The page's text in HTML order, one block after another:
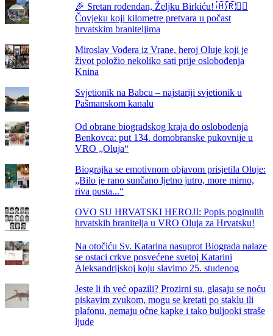
🎉 Sretan rođendan, Željku Birkiću! 🇭🇷🏃‍♂️
Čovjeku koji kilometre pretvara u počast
hrvatskim braniteljima
Miroslav Vođera iz Vrane, heroj Oluje koji je
život položio nekoliko sati prije oslobođenja
Knina
Svjetionik na Babcu – najstariji svjetionik u
Pašmanskom kanalu
Od obrane biogradskog kraja do oslobođenja
Benkovca: put 134. domobranske pukovnije u
VRO „Oluja“
Biograjka se emotivnom objavom prisjetila Oluje:
„Bilo je rano sunčano ljetno jutro, more mirno,
riva pusta...“
OVO SU HRVATSKI HEROJI: Popis poginulih
hrvatskih branitelja u VRO Oluja za Hrvatsku!
Na otočiću Sv. Katarina nasuprot Biograda nalaze
se ostaci crkve posvećene svetoj Katarini
Aleksandrijskoj koju slavimo 25. studenog
Jeste li ih već opazili? Prozirni su, glasaju se noću
piskavim zvukom, mogu se kretati po staklu ili
plafonu, nemaju očne kapke i tako buljooki straše
ljude